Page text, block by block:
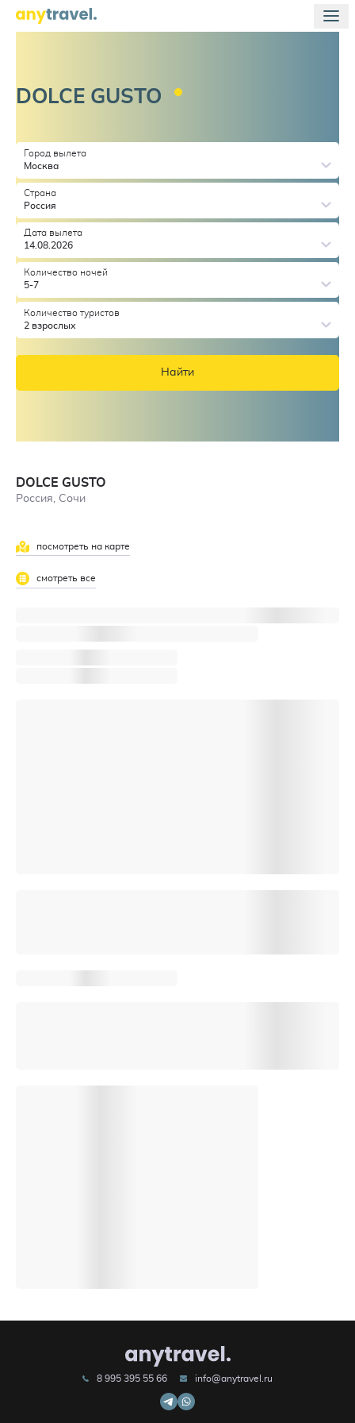
DOLCE GUSTO
Город вылета
Москва
Страна
Россия
Дата вылета
14.08.2026
Количество ночей
5-7
Количество туристов
2 взрослых
Найти
DOLCE GUSTO
Россия, Сочи
посмотреть на карте
смотреть все
8 995 395 55 66 info@anytravel.ru